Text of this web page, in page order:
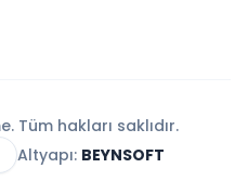
Tüm hakları saklıdır.
Altyapı: BEYNSOFT